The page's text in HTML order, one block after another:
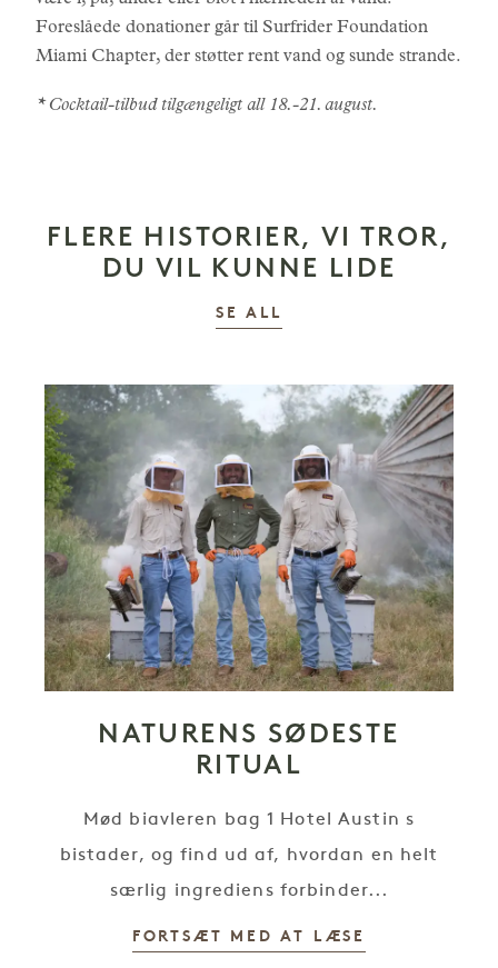
Foreslåede donationer går til Surfrider Foundation
Miami Chapter, der støtter rent vand og sunde strande.
* Cocktail-tilbud tilgængeligt all 18.-21. august.
FLERE HISTORIER, VI TROR,
DU VIL KUNNE LIDE
SE ALL
NATURENS SØDESTE
RITUAL
Mød biavleren bag 1 Hotel Austin s
bistader, og find ud af, hvordan en helt
særlig ingrediens forbinder...
FORTSÆT MED AT LÆSE